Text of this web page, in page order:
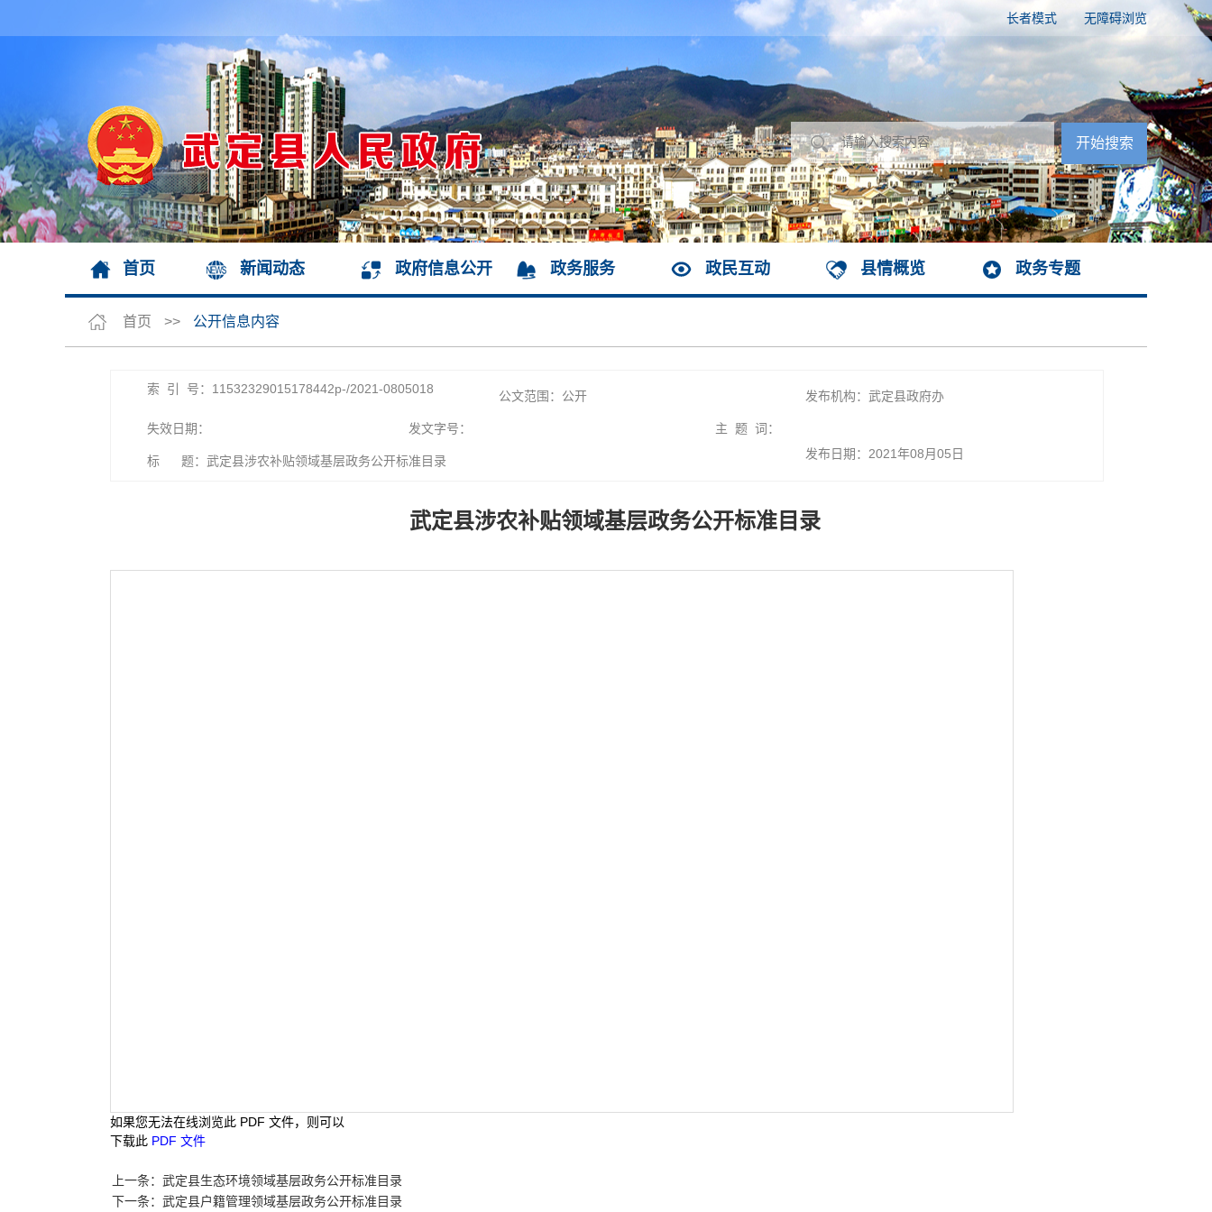
无障碍浏览
长者模式
首页 新闻动态 政府信息公开 政务服务 政民互动 县情概览 政务专题
首页 >> 公开信息内容
索 引 号：11532329015178442p-/2021-0805018 公文范围：公开 发布机构：武定县政府办
失效日期： 发文字号： 主 题 词：
标 题：武定县涉农补贴领域基层政务公开标准目录 发布日期：2021年08月05日
武定县涉农补贴领域基层政务公开标准目录
如果您无法在线浏览此 PDF 文件，则可以
下载此 PDF 文件
上一条：武定县生态环境领域基层政务公开标准目录
下一条：武定县户籍管理领域基层政务公开标准目录